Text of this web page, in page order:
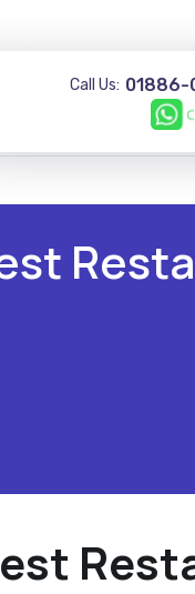
Call Us: 01886-